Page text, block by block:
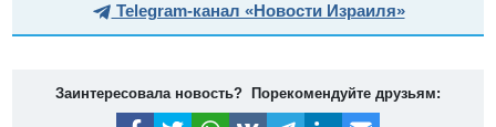
Telegram-канал «Новости Израиля»
Заинтересовала новость? Порекомендуйте друзьям: